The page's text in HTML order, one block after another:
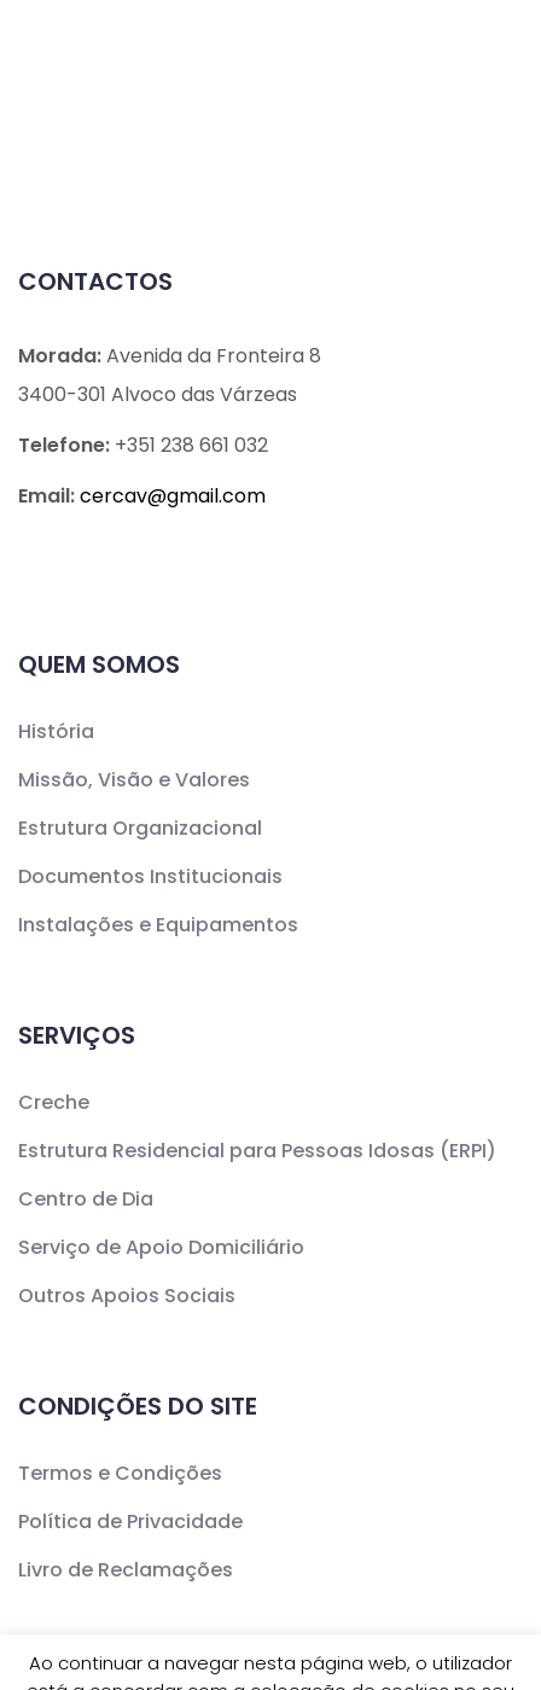
CONTACTOS
Morada:Avenida da Fronteira 8
3400-301 Alvoco das Várzeas
Telefone: +351 238 661 032
Email:cercav@gmail.com
QUEM SOMOS
História
Missão, Visão e Valores
Estrutura Organizacional
Documentos Institucionais
Instalações e Equipamentos
SERVIÇOS
Creche
Estrutura Residencial para Pessoas Idosas (ERPI)
Centro de Dia
Serviço de Apoio Domiciliário
Outros Apoios Sociais
CONDIÇÕES DO SITE
Termos e Condições
Política de Privacidade
Livro de Reclamações
Ao continuar a navegar nesta página web, o utilizador